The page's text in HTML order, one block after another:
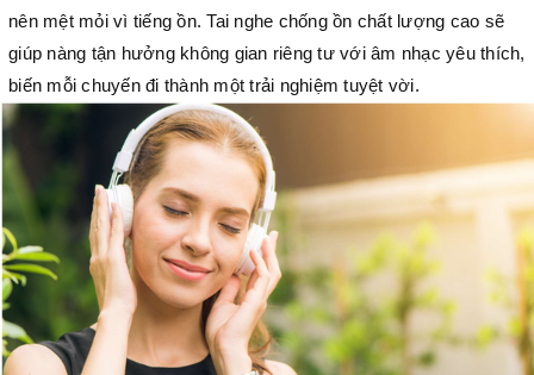
nên mệt mỏi vì tiếng ồn. Tai nghe chống ồn chất lượng cao sẽ
giúp nàng tận hưởng không gian riêng tư với âm nhạc yêu thích,
biến mỗi chuyến đi thành một trải nghiệm tuyệt vời.